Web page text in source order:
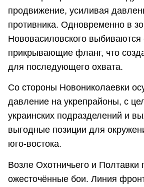
продвижение, усиливая
противника. Одновременно в
Нововасиловского
прикрывающие фланг, что
для последующего охвата.
Со стороны Новониколаевки
давление на укрепрайоны, с
украинских подразделений и
выгодные позиции для
юго-востока.
Возле Охотничьего и
ожесточённые бои. Линия